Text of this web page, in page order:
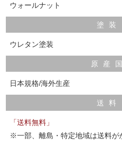
ウォールナット
塗装
ウレタン塗装
原産
日本規格/海外生産
送料
「送料無料」
※一部、離島・特定地域は送料が